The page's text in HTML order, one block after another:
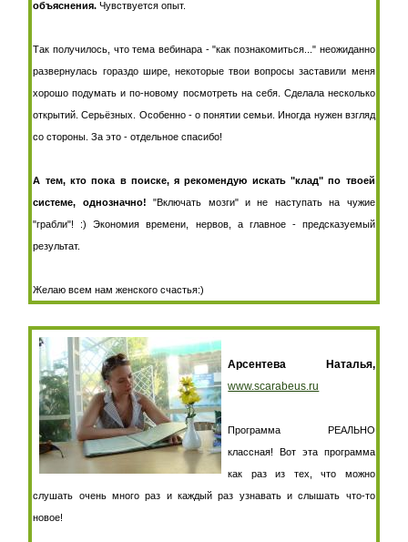
объяснения. Чувствуется опыт.
Так получилось, что тема вебинара - "как познакомиться..." неожиданно
развернулась гораздо шире, некоторые твои вопросы заставили меня
хорошо подумать и по-новому посмотреть на себя. Сделала несколько
открытий. Серьёзных. Особенно - о понятии семьи. Иногда нужен взгляд
со стороны. За это - отдельное спасибо!
А тем, кто пока в поиске, я рекомендую искать "клад" по твоей
системе, однозначно!"Включать мозги" и не наступать на чужие
"грабли"! :) Экономия времени, нервов, а главное - предсказуемый
результат.
Желаю всем нам женского счастья:)
Арсентева Наталья,
www.scarabeus.ru
Программа РЕАЛЬНО
классная! Вот эта программа
как раз из тех, что можно
слушать очень много раз и каждый раз узнавать и слышать что-то
новое!